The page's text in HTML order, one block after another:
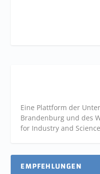
Eine Plattform der
Brandenburg und des
for Industry and Science
EMPFEHLUNGEN